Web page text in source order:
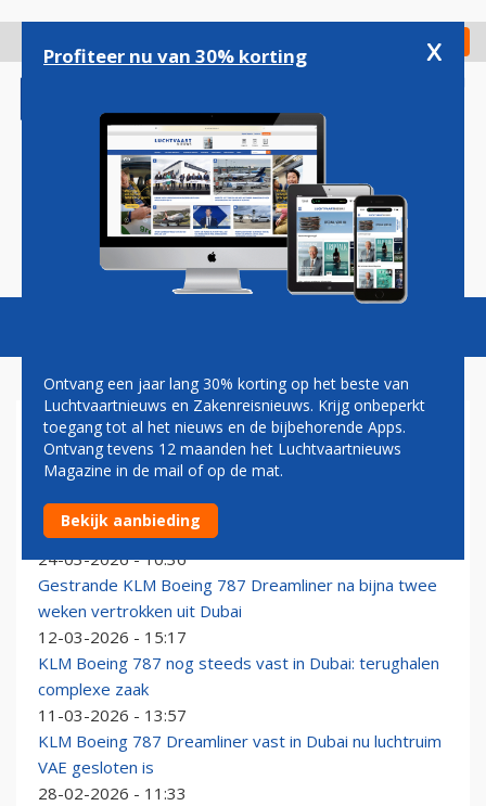
gaan
Check in
Magazine Podcasts Vacatures
787-9
FAA geeft goedkeuring: nieuwe Dreamliners kunnen
verder vliegen
24-03-2026 - 10:36
Gestrande KLM Boeing 787 Dreamliner na bijna twee
weken vertrokken uit Dubai
12-03-2026 - 15:17
KLM Boeing 787 nog steeds vast in Dubai: terughalen
complexe zaak
11-03-2026 - 13:57
KLM Boeing 787 Dreamliner vast in Dubai nu luchtruim
VAE gesloten is
28-02-2026 - 11:33
Profiteer nu van 30% korting x
Ontvang een jaar lang 30% korting op het beste van
Luchtvaartnieuws en Zakenreisnieuws. Krijg onbeperkt
toegang tot al het nieuws en de bijbehorende Apps.
Ontvang tevens 12 maanden het Luchtvaartnieuws
Magazine in de mail of op de mat.
Bekijk aanbieding